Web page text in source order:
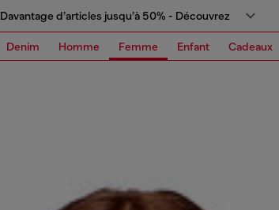
Davantage d’articles jusqu’à 50% - Découvrez
Denim Homme Femme Enfant Cadeaux